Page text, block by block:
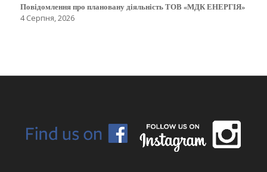
Повідомлення про плановану діяльність ТОВ «МДК ЕНЕРГІЯ»
4 Серпня, 2026